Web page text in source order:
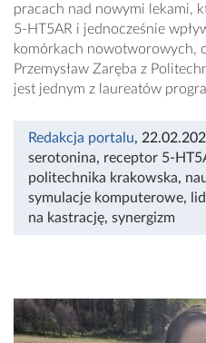
pracach nad nowymi lekami,
5-HT5AR i jednocześnie
komórkach nowotworowych,
Przemysław Zaręba z
jest jednym z laureatów
Redakcja portalu,
serotonina, receptor 5-
politechnika krakowska,
symulacje komputerowe,
na kastrację, synergizm